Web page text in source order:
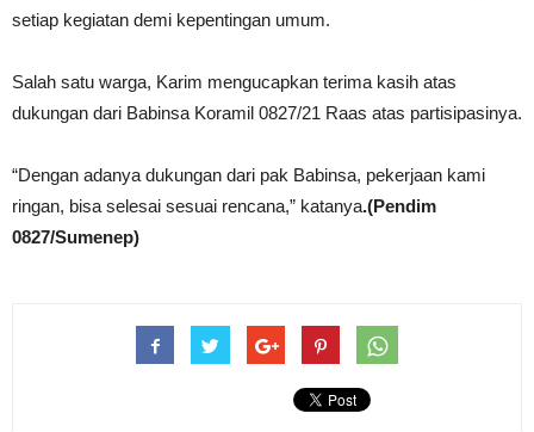
setiap kegiatan demi kepentingan umum.
Salah satu warga, Karim mengucapkan terima kasih atas
dukungan dari Babinsa Koramil 0827/21 Raas atas partisipasinya.
“Dengan adanya dukungan dari pak Babinsa, pekerjaan kami
ringan, bisa selesai sesuai rencana,” katanya.(Pendim
0827/Sumenep)